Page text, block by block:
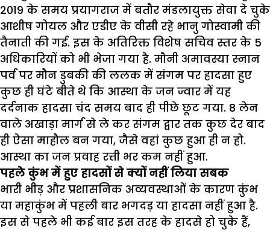
2019 के समय प्रयागराज में बतौर मंडलायुक्त सेवा दे चुके
आशीष गोयल और एडीए के वीसी रहे भानु गोस्वामी की
तैनाती की गई. इस के अतिरिक्त विशेष सचिव स्तर के 5
अधिकारियों को भी भेजा गया है. मौनी अमावस्या स्नान
पर्व पर मौन डुबकी की ललक में संगम पर हादसा हुए
कुछ ही घंटे बीते थे कि आस्था के जन ज्वार में यह
दर्दनाक हादसा चंद समय बाद ही पीछे छूट गया. 8 लेन
वाले अखाड़ा मार्ग से ले कर संगम द्वार तक कुछ देर बाद
ही ऐसा माहौल बन गया, जैसे वहां कुछ हुआ ही न हो.
आस्था का जन प्रवाह रत्ती भर कम नहीं हुआ.
पहले कुंभ में हुए हादसों से क्यों नहीं लिया सबक
भारी भीड़ और प्रशासनिक अव्यवस्थाओं के कारण कुंभ
या महाकुंभ में पहली बार भगदड़ या हादसा नहीं हुआ है.
इस से पहले भी कई बार इस तरह के हादसे हो चुके हैं,